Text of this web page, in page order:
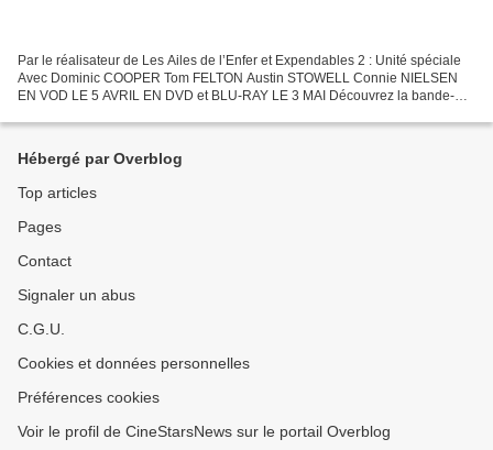
Par le réalisateur de Les Ailes de l’Enfer et Expendables 2 : Unité spéciale
Avec Dominic COOPER Tom FELTON Austin STOWELL Connie NIELSEN
EN VOD LE 5 AVRIL EN DVD et BLU-RAY LE 3 MAI Découvrez la bande-
Hébergé par Overblog
Top articles
Pages
Contact
Signaler un abus
C.G.U.
Cookies et données personnelles
Préférences cookies
Voir le profil de CineStarsNews sur le portail Overblog